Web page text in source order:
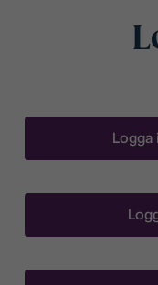
Logga